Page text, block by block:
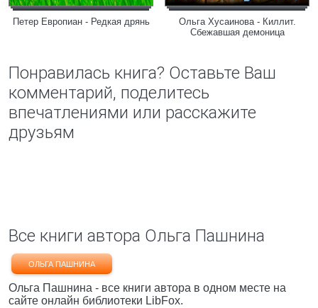
Петер Европиан - Редкая дрянь
Ольга Хусаинова - Киллит.
Сбежавшая демоница
Понравилась книга? Оставьте Ваш
комментарий, поделитесь
впечатлениями или расскажите
друзьям
Все книги автора Ольга Пашнина
ОЛЬГА ПАШНИНА
Ольга Пашнина - все книги автора в одном месте на
сайте онлайн библиотеки LibFox.